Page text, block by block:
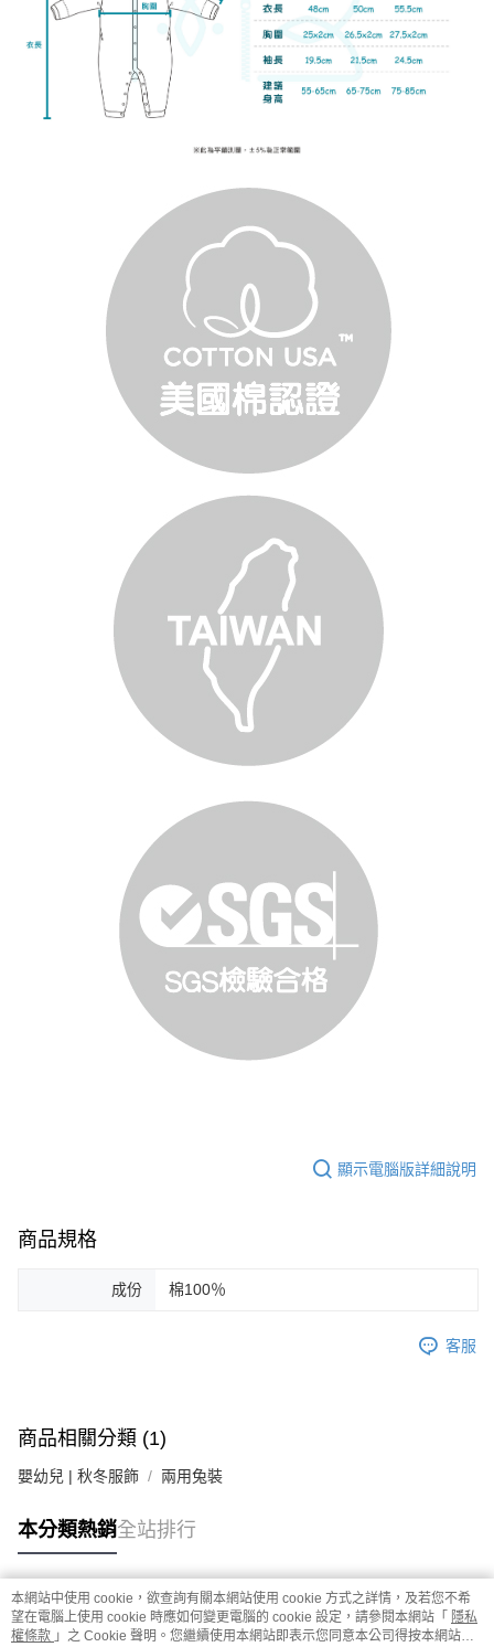
顯示電腦版詳細說明
商品規格
成份 棉100％
客服
商品相關分類 (1)
嬰幼兒 | 秋冬服飾 兩用兔裝
本分類熱銷全站排行
熱門標籤
本網站中使用 cookie，欲查詢有關本網站使用 cookie 方式之詳情，及若您不希
望在電腦上使用 cookie 時應如何變更電腦的 cookie 設定，請參閱本網站「 隱私
權條款 」之 Cookie 聲明。您繼續使用本網站即表示您同意本公司得按本網站使